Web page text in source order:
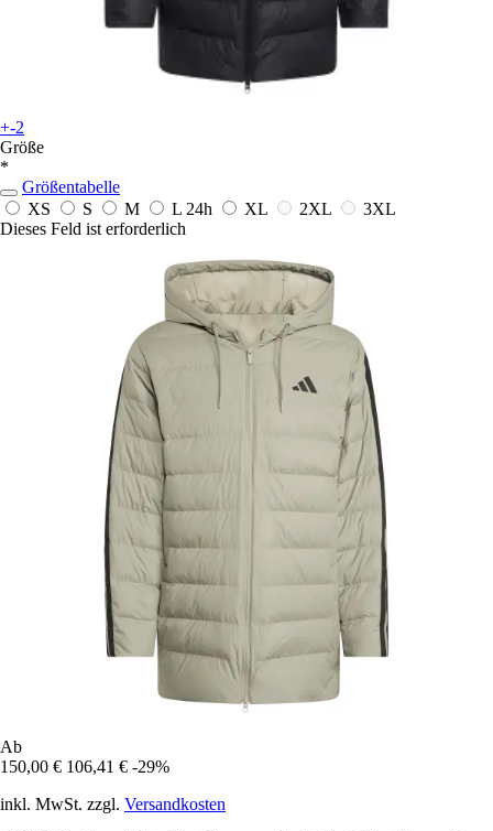
+-2
Größe
*
Größentabelle
XS
S M L 24h XL 2XL
3XL
Dieses Feld ist erforderlich
Ab
150,00 € 106,41 € -29%
inkl. MwSt. zzgl. Versandkosten